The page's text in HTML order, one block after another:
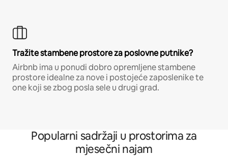
Tražite stambene prostore za poslovne putnike?
Airbnb ima u ponudi dobro opremljene stambene
prostore idealne za nove i postojeće zaposlenike te
one koji se zbog posla sele u drugi grad.
Popularni sadržaji u prostorima za
mjesečni najam